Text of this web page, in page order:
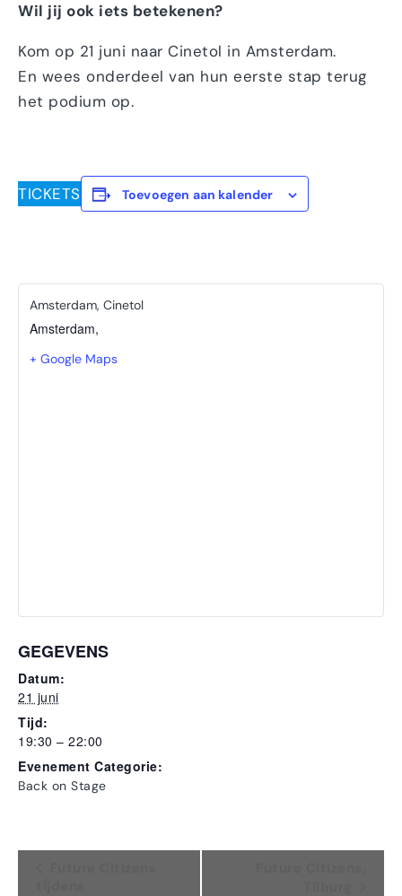
Wil jij ook iets betekenen?
Kom op 21 juni naar Cinetol in Amsterdam.
En wees onderdeel van hun eerste stap terug
het podium op.
TICKETS Toevoegen aan kalender
GEGEVENS
Datum:
21 juni
Tijd:
19:30 – 22:00
Evenement Categorie:
Back on Stage
Amsterdam, Cinetol
Amsterdam,
+ Google Maps